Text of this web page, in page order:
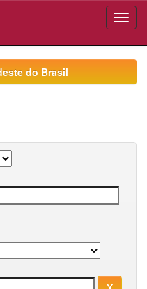
do Brasil